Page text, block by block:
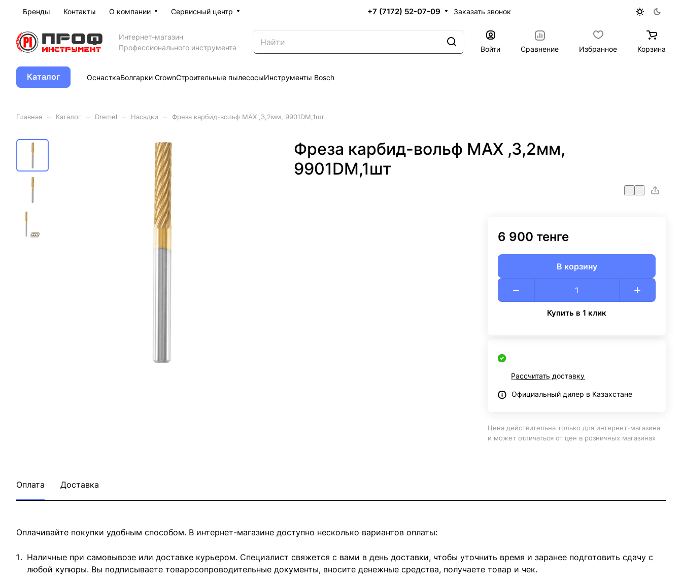
Бренды Контакты О компании Сервисный центр +7 (7172) 52-07-09 Заказать звонок
Интернет-магазин
Профессионального инструмента
Войти Сравнение Избранное Корзина
Каталог ОснасткаБолгарки CrownСтроительные пылесосыИнструменты Bosch
Главная Каталог Dremel Насадки Фреза карбид-вольф MAX ,3,2мм, 9901DM,1шт
Фреза карбид-вольф MAX ,3,2мм,
9901DM,1шт
6 900 тенге
В корзину
Купить в 1 клик
Рассчитать доставку
Официальный дилер в Казахстане
Цена действительна только для интернет-магазина
и может отличаться от цен в розничных магазинах
Оплата Доставка
Оплачивайте покупки удобным способом. В интернет-магазине доступно несколько вариантов оплаты:
Наличные при самовывозе или доставке курьером. Специалист свяжется с вами в день доставки, чтобы уточнить время и заранее подготовить сдачу с
любой купюры. Вы подписываете товаросопроводительные документы, вносите денежные средства, получаете товар и чек.